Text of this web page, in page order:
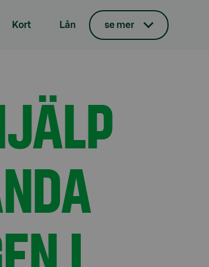
Kort Lån se mer